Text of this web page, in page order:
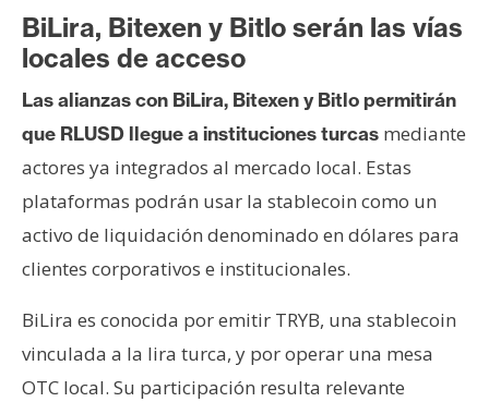
BiLira, Bitexen y Bitlo serán las vías
locales de acceso
Las alianzas con BiLira, Bitexen y Bitlo permitirán
que RLUSD llegue a instituciones turcas mediante
actores ya integrados al mercado local. Estas
plataformas podrán usar la stablecoin como un
activo de liquidación denominado en dólares para
clientes corporativos e institucionales.
BiLira es conocida por emitir TRYB, una stablecoin
vinculada a la lira turca, y por operar una mesa
OTC local. Su participación resulta relevante